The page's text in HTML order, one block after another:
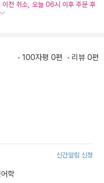
전 취소, 오늘 06시 이후 주문 후
100자평 0편 리뷰 0편
신간알림 신청
학